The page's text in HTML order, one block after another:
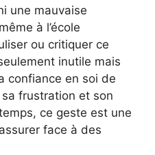
une mauvaise
à l’école
ou critiquer ce
inutile mais
confiance en soi de
frustration et son
ce geste est une
face à des